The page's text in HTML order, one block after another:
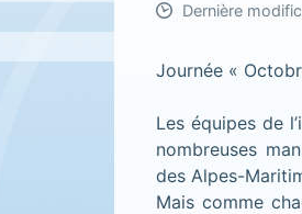
Dernière
Journée «
Les équipes de
nombreuses
des Alpes-
Mais comme